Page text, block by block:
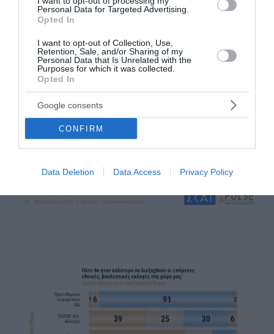
Personal Data for Targeted Advertising.
Opted In
I want to opt-out of Collection, Use,
Retention, Sale, and/or Sharing of my
Personal Data that Is Unrelated with the
Purposes for which it was collected.
Opted In
Google consents
CONFIRM
Data Deletion Data Access Privacy Policy